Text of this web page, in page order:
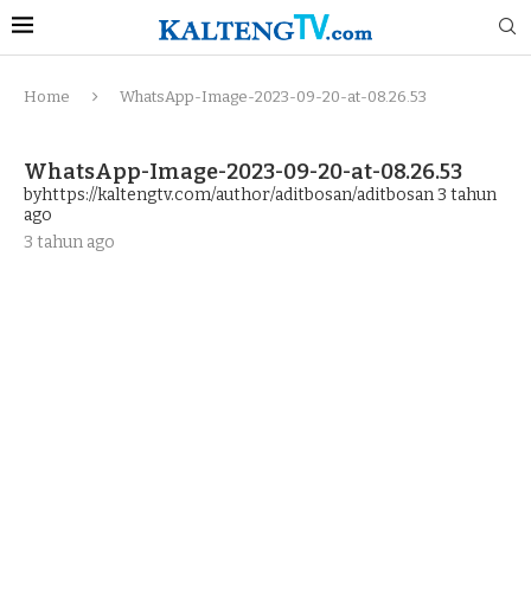
Home WhatsApp-Image-2023-09-20-at-08.26.53
WhatsApp-Image-2023-09-20-at-08.26.53
byhttps://kaltengtv.com/author/aditbosan/aditbosan3 tahun
ago
3 tahun ago